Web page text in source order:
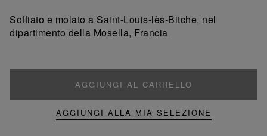
Soffiato e molato a Saint-Louis-lès-Bitche, nel
dipartimento della Mosella, Francia
AGGIUNGI AL CARRELLO
AGGIUNGI ALLA MIA SELEZIONE